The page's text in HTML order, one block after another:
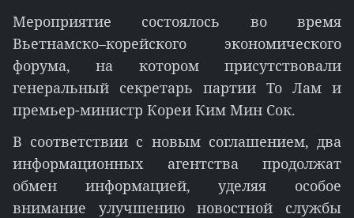
Мероприятие состоялось во время
Вьетнамско–корейского экономического
форума, на котором присутствовали
генеральный секретарь партии То Лам и
премьер-министр Кореи Ким Мин Сок.
В соответствии с новым соглашением, два
информационных агентства продолжат
обмен информацией, уделяя особое
внимание улучшению новостной службы